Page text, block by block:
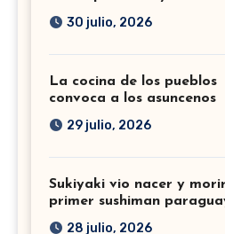
30 julio, 2026
La cocina de los pueblos
convoca a los asuncenos
29 julio, 2026
Sukiyaki vio nacer y
primer sushiman
28 julio, 2026